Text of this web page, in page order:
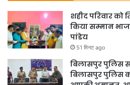
शहीद परिवार को
किया सम्मान
पांडेय
51 मिनट ago
बिलासपुर पुलिस
बिलासपुर पुलिस